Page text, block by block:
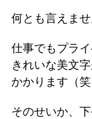
何とも言えませ
仕事でもプラ
きれいな美文
かかります（笑
そのせいか、